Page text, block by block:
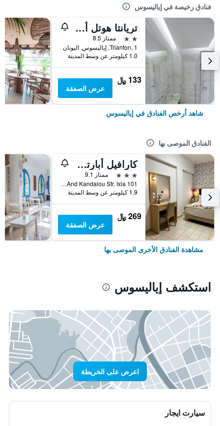
فنادق رخيصة في إياليسوس
تريانتا هوتل أبارتمنتس
2 نجمتين
ممتاز 8.5
Trianton, 1, إياليسوس, اليونان
1.0 كيلومتر عن وسط المدينة
133 ﷼
عرض الصفقة
شاهد أرخص الفنادق في إياليسوس
الفنادق الموصى بها
كارافيل أبارتمنت هوتل
3 نجوم
ممتاز 9.1
101 Iraklidon Ave And Kandalou Str, Ixia, إياليسوس, اليونان
1.9 كيلومتر عن وسط المدينة
269 ﷼
عرض الصفقة
مشاهدة الفنادق الأخرى الموصى بها
استكشف إياليسوس
اعرض على الخريطة
سيارت ايجار